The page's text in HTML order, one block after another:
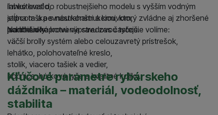
investovať do robustnejšieho modelu s vyšším vodným
stĺpcom a pevnou konštrukciou, ktorý zvládne aj zhoršené
podmienky.
ľahké kreslo,
jedna taška s nástrahami a krmivom,
jednoduché kotvenie stredovou tyčou.
Na dlhšiu kaprovú výpravu zas častejšie volíme:
väčší brolly systém alebo celouzavretý prístrešok,
lehátko, polohovateľné kreslo,
stolík, viacero tašiek a vedier,
bočnice, búrkové tyče a kvalitné kolíky.
Kľúčové parametre rybárskeho
dáždnika – materiál, vodeodolnosť,
stabilita